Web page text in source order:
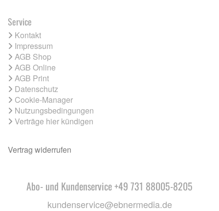
Service
Kontakt
Impressum
AGB Shop
AGB Online
AGB Print
Datenschutz
Cookie-Manager
Nutzungsbedingungen
Verträge hier kündigen
Vertrag widerrufen
Abo- und Kundenservice +49 731 88005-8205
kundenservice@ebnermedia.de